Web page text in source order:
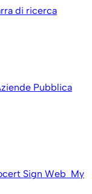
di ricerca
Pubblica
Sign Web My